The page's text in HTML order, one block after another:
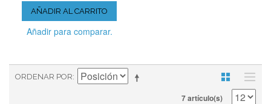
AÑADIR AL CARRITO
Añadir para comparar.
ORDENAR POR
7 artículo(s)